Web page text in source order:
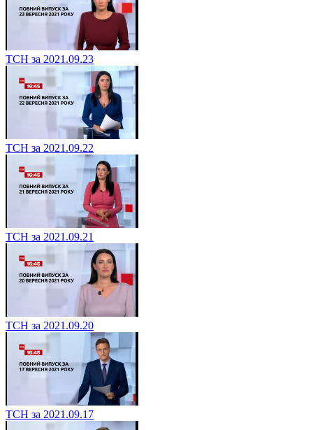
ТСН за 2021.09.23
ТСН за 2021.09.22
ТСН за 2021.09.21
ТСН за 2021.09.20
ТСН за 2021.09.17